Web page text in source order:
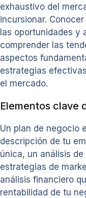
exhaustivo del
incursionar.
las oportunidades y
comprender las
aspectos
estrategias
el mercado.
Elementos clave
Un plan de negocio
descripción de tu
única, un análisis
estrategias de
análisis financiero
rentabilidad de tu